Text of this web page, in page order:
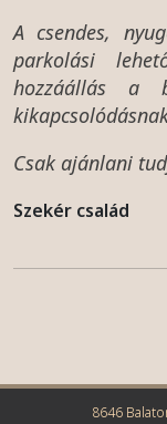
A csendes,
parkolási
hozzáállás a
Csak ajánlani
Szekér család
8646